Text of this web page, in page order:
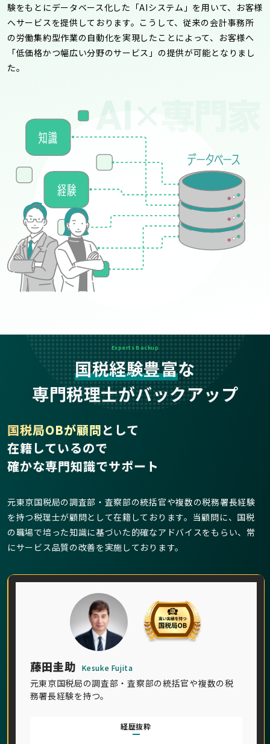
験をもとにデータベース化した「AIシステム」を用いて、お客様
へサービスを提供しております。こうして、従来の会計事務所
の労働集約型作業の自動化を実現したことによって、お客様へ
「低価格かつ幅広い分野のサービス」の提供が可能となりまし
た。
Experts Backup
国税経験豊富な
専門税理士がバックアップ
藤田圭助 Kesuke Fujita
元東京国税局の調査部・査察部の統括官や複数の税
務署長経験を持つ。
経歴抜粋
国税局OBが顧問として
在籍しているので
確かな専門知識でサポート
元東京国税局の調査部・査察部の統括官や複数の税務署長経験
を持つ税理士が顧問として在籍しております。当顧問に、国税
の職場で培った知識に基づいた的確なアドバイスをもらい、常
にサービス品質の改善を実施しております。